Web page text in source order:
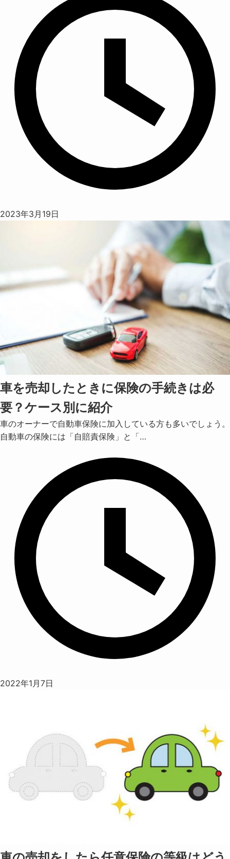
2023年3月19日
車を売却したときに保険の手続きは必
要？ケース別に紹介
車のオーナーで自動車保険に加入している方も多いでしょう。
自動車の保険には「自賠責保険」と「…
2022年1月7日